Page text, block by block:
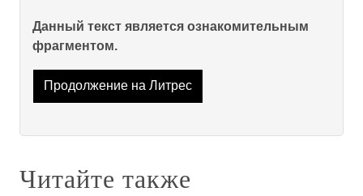
Данный текст является ознакомительным
фрагментом.
Продолжение на Литрес
Читайте также